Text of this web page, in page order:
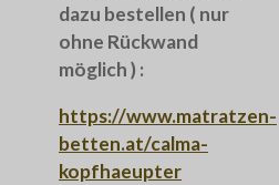
dazu bestellen ( nur
ohne Rückwand
möglich ) :
https://www.matratzen-
betten.at/calma-
kopfhaeupter